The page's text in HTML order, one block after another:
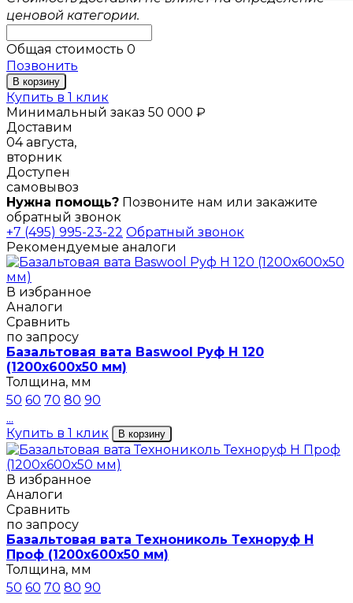
ценовой категории.
Общая стоимость 0
Позвонить
В корзину
Купить в 1 клик
Минимальный заказ 50 000 ₽
Доставим
04 августа,
вторник
Доступен
самовывоз
Нужна помощь? Позвоните нам или закажите
обратный звонок
+7 (495) 995-23-22 Обратный звонок
Рекомендуемые аналоги
В избранное
Аналоги
Сравнить
по запросу
Базальтовая вата Baswool Руф Н 120
(1200х600х50 мм)
Толщина, мм
50 60 70 80 90
...
Купить в 1 клик
В корзину
В избранное
Аналоги
Сравнить
по запросу
Базальтовая вата Технониколь Техноруф Н
Проф (1200х600х50 мм)
Толщина, мм
50 60 70 80 90